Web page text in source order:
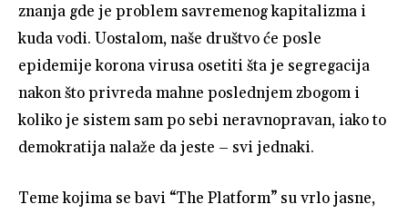
znanja gde je problem savremenog kapitalizma i
kuda vodi. Uostalom, naše društvo će posle
epidemije korona virusa osetiti šta je segregacija
nakon što privreda mahne poslednjem zbogom i
koliko je sistem sam po sebi neravnopravan, iako to
demokratija nalaže da jeste – svi jednaki.
Teme kojima se bavi “The Platform” su vrlo jasne,